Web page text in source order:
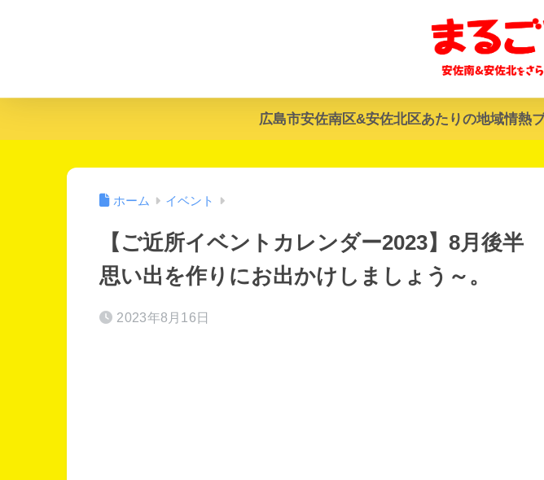
広島市安佐南区&安佐北区あたりの地域情熱
ホーム イベント
【ご近所イベントカレンダー2023】8月後
思い出を作りにお出かけしましょう～。
2023年8月16日